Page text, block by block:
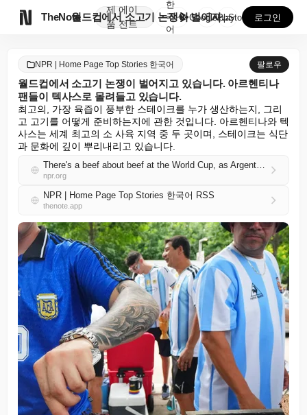
TheNote
제
품
에이
전트
월드컵에서 소고기 논쟁이 벌어지고 있습니다. 아르헨티나...
한
국
어
GooglePlay
AppStore 로그인
NPR | Home Page Top Stories 한국어 팔로우
월드컵에서 소고기 논쟁이 벌어지고 있습니다. 아르헨티나
팬들이 텍사스로 몰려들고 있습니다.
최고의, 가장 육즙이 풍부한 스테이크를 누가 생산하는지, 그리
고 고기를 어떻게 준비하는지에 관한 것입니다. 아르헨티나와 텍
사스는 세계 최고의 소 사육 지역 중 두 곳이며, 스테이크는 식단
과 문화에 깊이 뿌리내리고 있습니다.
There's a beef about beef at the World Cup, as Argentina fans pour into Texas
npr.org
NPR | Home Page Top Stories 한국어 RSS
thenote.app